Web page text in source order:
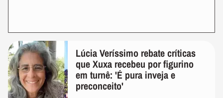
Lúcia Veríssimo rebate críticas
que Xuxa recebeu por figurino
em turnê: 'É pura inveja e
preconceito'